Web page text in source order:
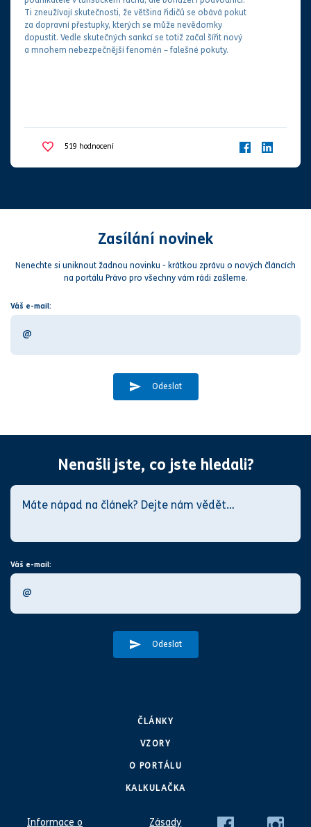
Ti zneužívají skutečnosti, že většina řidičů se obává pokut
za dopravní přestupky, kterých se může nevědomky
dopustit. Vedle skutečných sankcí se totiž začal šířit nový
a mnohem nebezpečnější fenomén – falešné pokuty.
519 hodnocení
Zasílání novinek
Nenechte si uniknout žadnou novinku - krátkou zprávu o nových článcích
na portálu Právo pro všechny vám rádi zašleme.
Váš e-mail:
Odeslat
Nenašli jste, co jste hledali?
Váš e-mail:
Odeslat
ČLÁNKY
VZORY
O PORTÁLU
KALKULAČKA
Informace o Zásady